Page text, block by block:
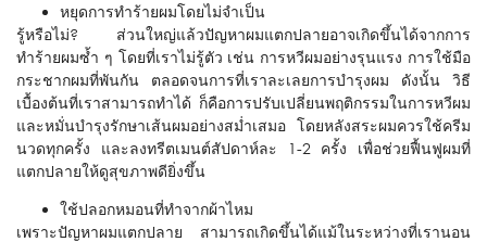
หยุดการทำร้ายผมโดยไม่จำเป็น
รู้หรือไม่? ส่วนใหญ่แล้วปัญหาผมแตกปลายอาจเกิดขึ้นได้จากการ
ทำร้ายผมซ้ำ ๆ โดยที่เราไม่รู้ตัว เช่น การหวีผมอย่างรุนแรง การใช้มือ
กระชากผมที่พันกัน ตลอดจนการที่เราละเลยการบำรุงผม ดังนั้น วิธี
เบื้องต้นที่เราสามารถทำได้ ก็คือการปรับเปลี่ยนพฤติกรรมในการหวีผม
และหมั่นบำรุงรักษาเส้นผมอย่างสม่ำเสมอ โดยหลังสระผมควรใช้ครีม
นวดทุกครั้ง และลงทรีตเมนต์สัปดาห์ละ 1-2 ครั้ง เพื่อช่วยฟื้นฟูผมที่
แตกปลายให้ดูสุขภาพดียิ่งขึ้น
ใช้ปลอกหมอนที่ทำจากผ้าไหม
เพราะปัญหาผมแตกปลาย สามารถเกิดขึ้นได้แม้ในระหว่างที่เรานอน